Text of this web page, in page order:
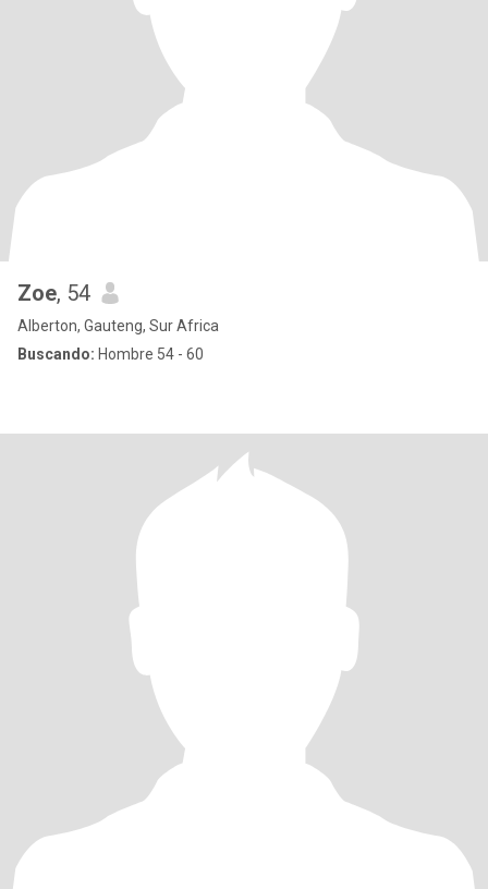
Zoe, 54
Alberton, Gauteng, Sur Africa
Buscando: Hombre 54 - 60